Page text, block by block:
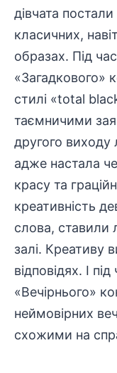
дівчата
класичних,
образах. Під
«Загадкового»
стилі «total
таємничими
другого виходу
адже настала
красу та
креативність
слова, ставили
залі. Креативу
відповідях. І
«Вечірнього»
неймовірних
схожими на